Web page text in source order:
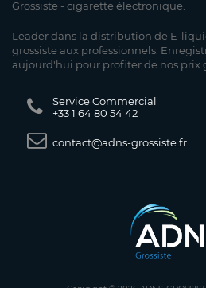
Grossiste - cigarette électronique.
Leader dans la distribution de E-
grossiste aux professionnels.
aujourd'hui pour profiter de nos prix
Service Commercial
+33 1 64 80 54 42
contact@adns-grossiste.fr